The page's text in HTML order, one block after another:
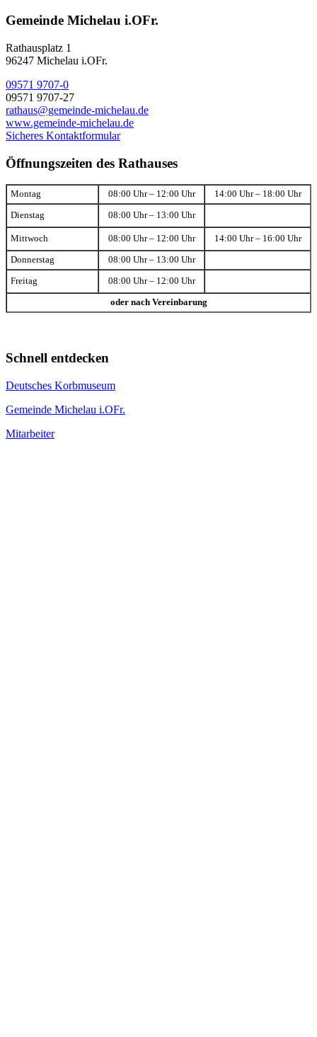
Gemeinde Michelau i.OFr.
Rathausplatz 1
96247 Michelau i.OFr.
09571 9707-0
09571 9707-27
rathaus@gemeinde-michelau.de
www.gemeinde-michelau.de
Sicheres Kontaktformular
Öffnungszeiten des Rathauses
Montag 08:00 Uhr – 12:00 Uhr 14:00 Uhr – 18:00 Uhr
Dienstag 08:00 Uhr – 13:00 Uhr
Mittwoch 08:00 Uhr – 12:00 Uhr 14:00 Uhr – 16:00 Uhr
Donnerstag 08:00 Uhr – 13:00 Uhr
Freitag 08:00 Uhr – 12:00 Uhr
oder nach Vereinbarung
Schnell entdecken
Deutsches Korbmuseum
Gemeinde Michelau i.OFr.
Mitarbeiter